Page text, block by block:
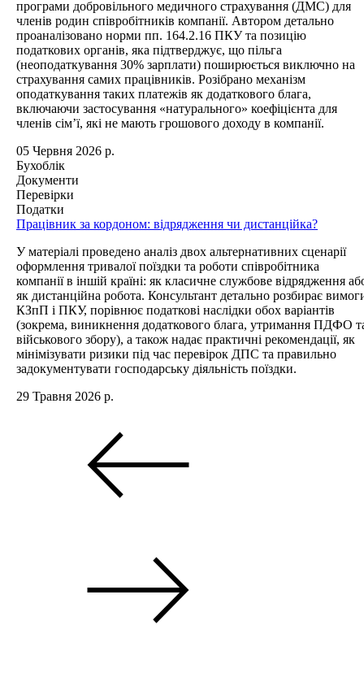
програми добровільного медичного страхування (ДМС) для
членів родин співробітників компанії. Автором детально
проаналізовано норми пп. 164.2.16 ПКУ та позицію
податкових органів, яка підтверджує, що пільга
(неоподаткування 30% зарплати) поширюється виключно на
страхування самих працівників. Розібрано механізм
оподаткування таких платежів як додаткового блага,
включаючи застосування «натурального» коефіцієнта для
членів сім’ї, які не мають грошового доходу в компанії.
05 Червня 2026 р.
Бухоблік
Документи
Перевірки
Податки
Працівник за кордоном: відрядження чи дистанційка?
У матеріалі проведено аналіз двох альтернативних сценарії
оформлення тривалої поїздки та роботи співробітника
компанії в іншій країні: як класичне службове відрядження
як дистанційна робота. Консультант детально розбирає
КЗпП і ПКУ, порівнює податкові наслідки обох варіантів
(зокрема, виникнення додаткового блага, утримання ПДФО
військового збору), а також надає практичні рекомендації, як
мінімізувати ризики під час перевірок ДПС та правильно
задокументувати господарську діяльність поїздки.
29 Травня 2026 р.